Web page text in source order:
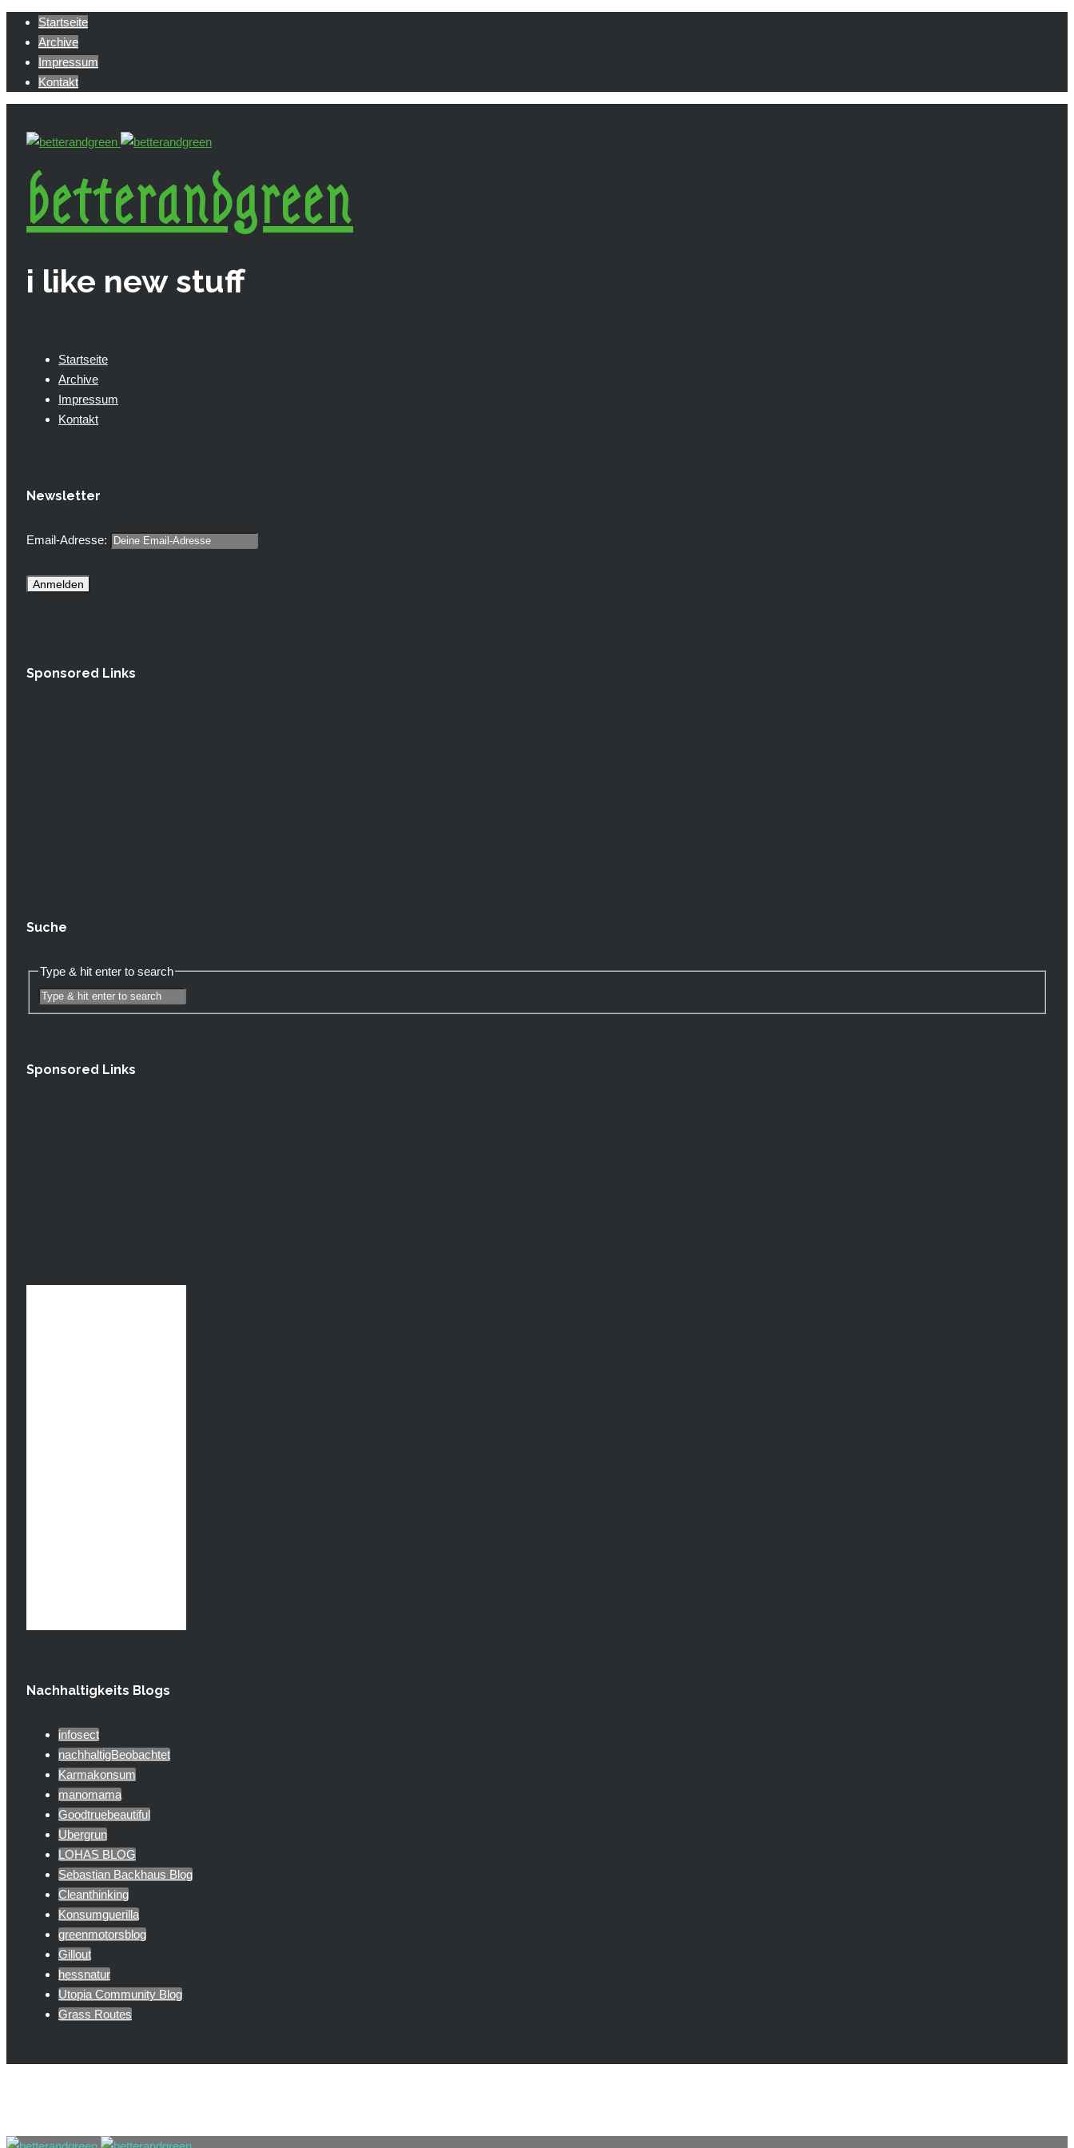
Startseite
Archive
Impressum
Kontakt
betterandgreen
i like new stuff
Startseite
Archive
Impressum
Kontakt
Newsletter
Email-Adresse:
Sponsored Links
Suche
Type & hit enter to search
Sponsored Links
Nachhaltigkeits Blogs
infosect
nachhaltigBeobachtet
Karmakonsum
manomama
Goodtruebeautiful
Ubergrun
LOHAS BLOG
Sebastian Backhaus Blog
Cleanthinking
Konsumguerilla
greenmotorsblog
Gillout
hessnatur
Utopia Community Blog
Grass Routes